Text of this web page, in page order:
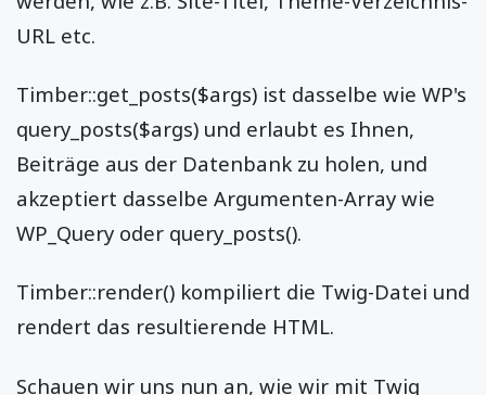
URL etc.
Timber::get_posts($args) ist dasselbe wie WP's
query_posts($args) und erlaubt es Ihnen,
Beiträge aus der Datenbank zu holen, und
akzeptiert dasselbe Argumenten-Array wie
WP_Query oder query_posts().
Timber::render() kompiliert die Twig-Datei und
rendert das resultierende HTML.
Schauen wir uns nun an, wie wir mit Twig